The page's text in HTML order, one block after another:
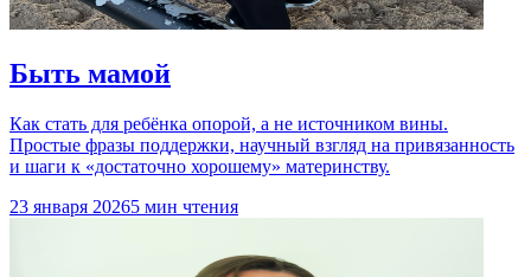
Быть мамой
Как стать для ребёнка опорой, а не источником вины.
Простые фразы поддержки, научный взгляд на привязанность
и шаги к «достаточно хорошему» материнству.
23 января 20265 мин чтения